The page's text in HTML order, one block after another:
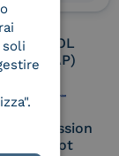
PEPPOL
Point (AP)
Commission
Scale Pilot
soli